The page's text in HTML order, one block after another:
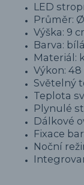
LED
Průměr:
Výška: 9
Barva: bílá
Materiál:
Výkon: 48
Světelný
Teplota
Plynulé
Dálkové
Fixace
Noční